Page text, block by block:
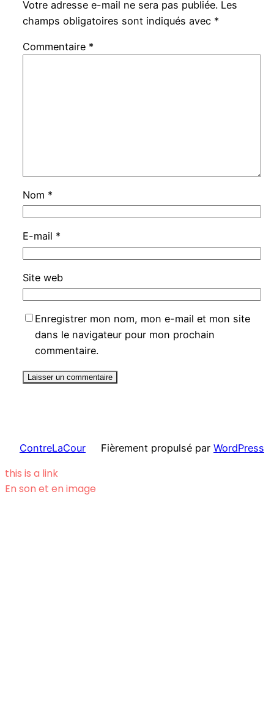
Votre adresse e-mail ne sera pas publiée. Les
champs obligatoires sont indiqués avec *
Commentaire *
Nom *
E-mail *
Site web
Enregistrer mon nom, mon e-mail et mon site
dans le navigateur pour mon prochain
commentaire.
ContreLaCour Fièrement propulsé par WordPress
this is a link
En son et en image